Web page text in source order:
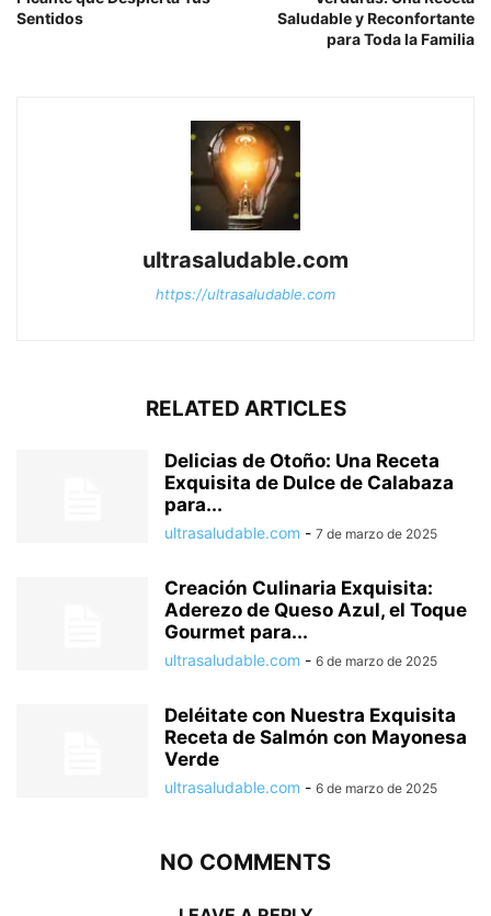
Sentidos
Saludable y Reconfortante
para Toda la Familia
ultrasaludable.com
https://ultrasaludable.com
RELATED ARTICLES
Delicias de Otoño: Una Receta
Exquisita de Dulce de Calabaza
para...
ultrasaludable.com - 7 de marzo de 2025
Creación Culinaria Exquisita:
Aderezo de Queso Azul, el Toque
Gourmet para...
ultrasaludable.com - 6 de marzo de 2025
Deléitate con Nuestra Exquisita
Receta de Salmón con Mayonesa
Verde
ultrasaludable.com - 6 de marzo de 2025
NO COMMENTS